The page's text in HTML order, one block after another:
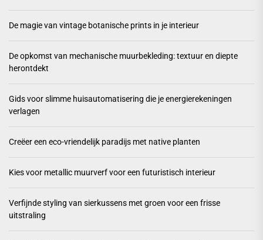
De magie van vintage botanische prints in je interieur
De opkomst van mechanische muurbekleding: textuur en diepte
herontdekt
Gids voor slimme huisautomatisering die je energierekeningen
verlagen
Creëer een eco-vriendelijk paradijs met native planten
Kies voor metallic muurverf voor een futuristisch interieur
Verfijnde styling van sierkussens met groen voor een frisse
uitstraling